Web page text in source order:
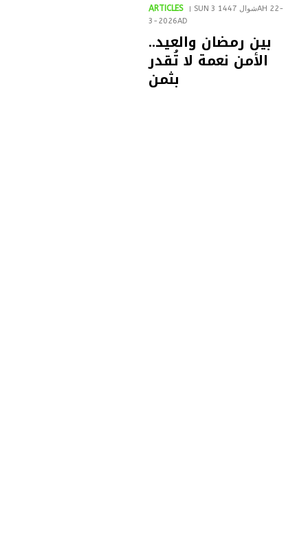
ARTICLES
SUN 3 شوال 1447AH 22-
3-2026AD
بين رمضان والعيد..
الأمن نعمة لا تُقدر
بثمن